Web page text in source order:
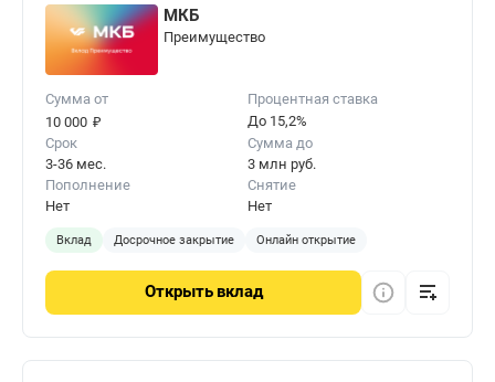
МКБ
Преимущество
Сумма от
10 000 ₽
Процентная ставка
До 15,2%
Срок
3-36 мес.
Сумма до
3 млн руб.
Пополнение
Нет
Снятие
Нет
Вклад Досрочное закрытие Онлайн открытие
Открыть вклад